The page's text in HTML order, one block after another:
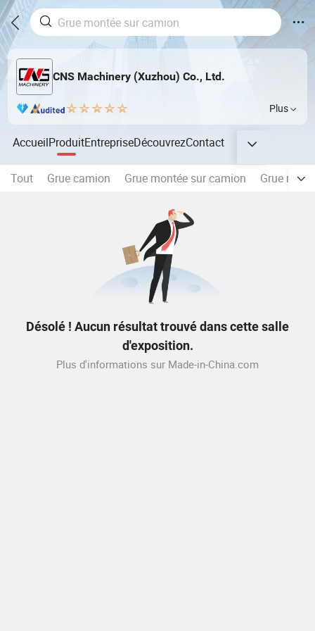
CNS Machinery (Xuzhou) Co., Ltd.
Plus
AccueilProduitEntrepriseDécouvrezContact
Tout Grue camion Grue montée sur camion Grue
Désolé ! Aucun résultat trouvé dans cette salle
d'exposition.
Plus d'informations sur Made-in-China.com